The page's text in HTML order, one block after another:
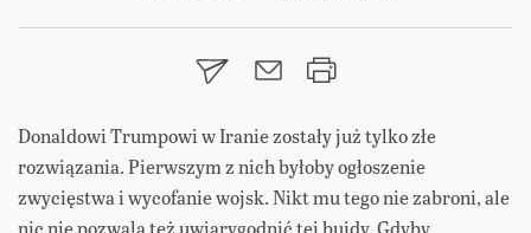
Donaldowi Trumpowi w Iranie zostały już tylko złe
rozwiązania. Pierwszym z nich byłoby ogłoszenie
zwycięstwa i wycofanie wojsk. Nikt mu tego nie zabroni, ale